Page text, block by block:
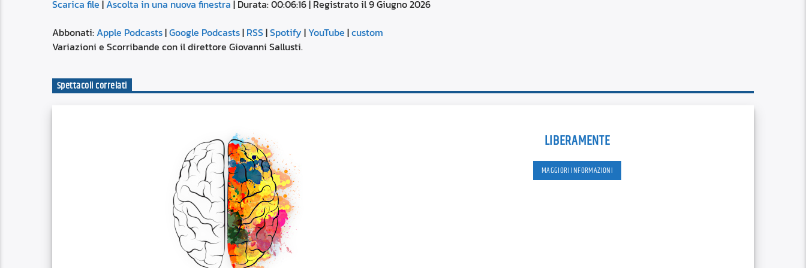
aumentare
SUBSCRIBE SHARE
Spotify
EMBED
Scarica file |Ascolta in una nuova finestra | Durata: 00:06:16| Registrato il 9 Giugno 2026
Abbonati:Apple Podcasts|Google Podcasts| RSS|Spotify | YouTube |custom
Variazioni e Scorribande con il direttore Giovanni Sallusti.
Spettacoli correlati
LIBERAMENTE
MAGGIORI INFORMAZIONI